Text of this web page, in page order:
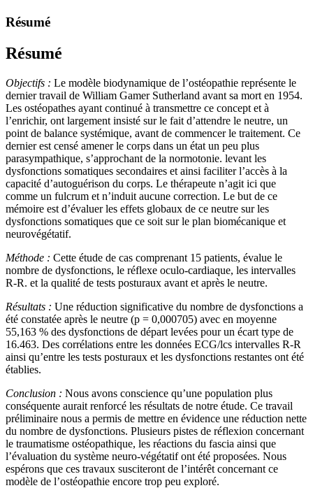
Résumé
Résumé
Objectifs : Le modèle biodynamique de l’ostéopathie représente le
dernier travail de William Gamer Sutherland avant sa mort en 1954.
Les ostéopathes ayant continué à transmettre ce concept et à
l’enrichir, ont largement insisté sur le fait d’attendre le neutre, un
point de balance systémique, avant de commencer le traitement. Ce
dernier est censé amener le corps dans un état un peu plus
parasympathique, s’approchant de la normotonie. levant les
dysfonctions somatiques secondaires et ainsi faciliter l’accès à la
capacité d’autoguérison du corps. Le thérapeute n’agit ici que
comme un fulcrum et n’induit aucune correction. Le but de ce
mémoire est d’évaluer les effets globaux de ce neutre sur les
dysfonctions somatiques que ce soit sur le plan biomécanique et
neurovégétatif.
Méthode : Cette étude de cas comprenant 15 patients, évalue le
nombre de dysfonctions, le réflexe oculo-cardiaque, les intervalles
R-R. et la qualité de tests posturaux avant et après le neutre.
Résultats : Une réduction significative du nombre de dysfonctions a
été constatée après le neutre (p = 0,000705) avec en moyenne
55,163 % des dysfonctions de départ levées pour un écart type de
16.463. Des corrélations entre les données ECG/lcs intervalles R-R
ainsi qu’entre les tests posturaux et les dysfonctions restantes ont été
établies.
Conclusion : Nous avons conscience qu’une population plus
conséquente aurait renforcé les résultats de notre étude. Ce travail
préliminaire nous a permis de mettre en évidence une réduction nette
du nombre de dysfonctions. Plusieurs pistes de réflexion concernant
le traumatisme ostéopathique, les réactions du fascia ainsi que
l’évaluation du système neuro-végétatif ont été proposées. Nous
espérons que ces travaux susciteront de l’intérêt concernant ce
modèle de l’ostéopathie encore trop peu exploré.